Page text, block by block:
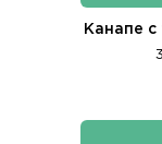
Канапе